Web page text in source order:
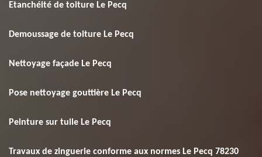
Etanchéité de toiture Le Pecq
Demoussage de toiture Le Pecq
Nettoyage façade Le Pecq
Pose nettoyage gouttière Le Pecq
Peinture sur tuile Le Pecq
Travaux de zinguerie conforme aux normes Le Pecq 78230